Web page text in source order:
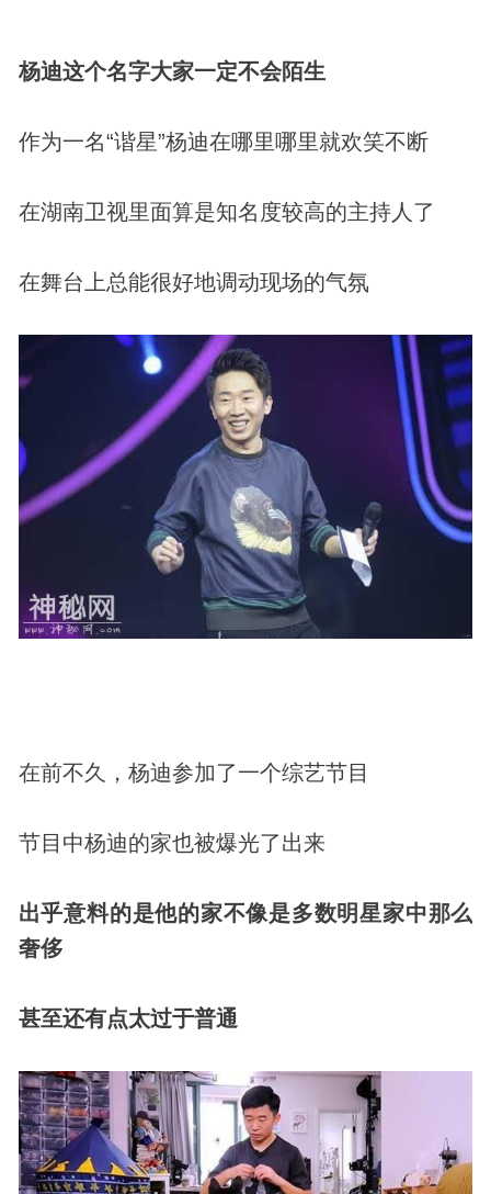
杨迪这个名字大家一定不会陌生
作为一名“谐星”杨迪在哪里哪里就欢笑不断
在湖南卫视里面算是知名度较高的主持人了
在舞台上总能很好地调动现场的气氛
在前不久，杨迪参加了一个综艺节目
节目中杨迪的家也被爆光了出来
出乎意料的是他的家不像是多数明星家中那么
奢侈
甚至还有点太过于普通